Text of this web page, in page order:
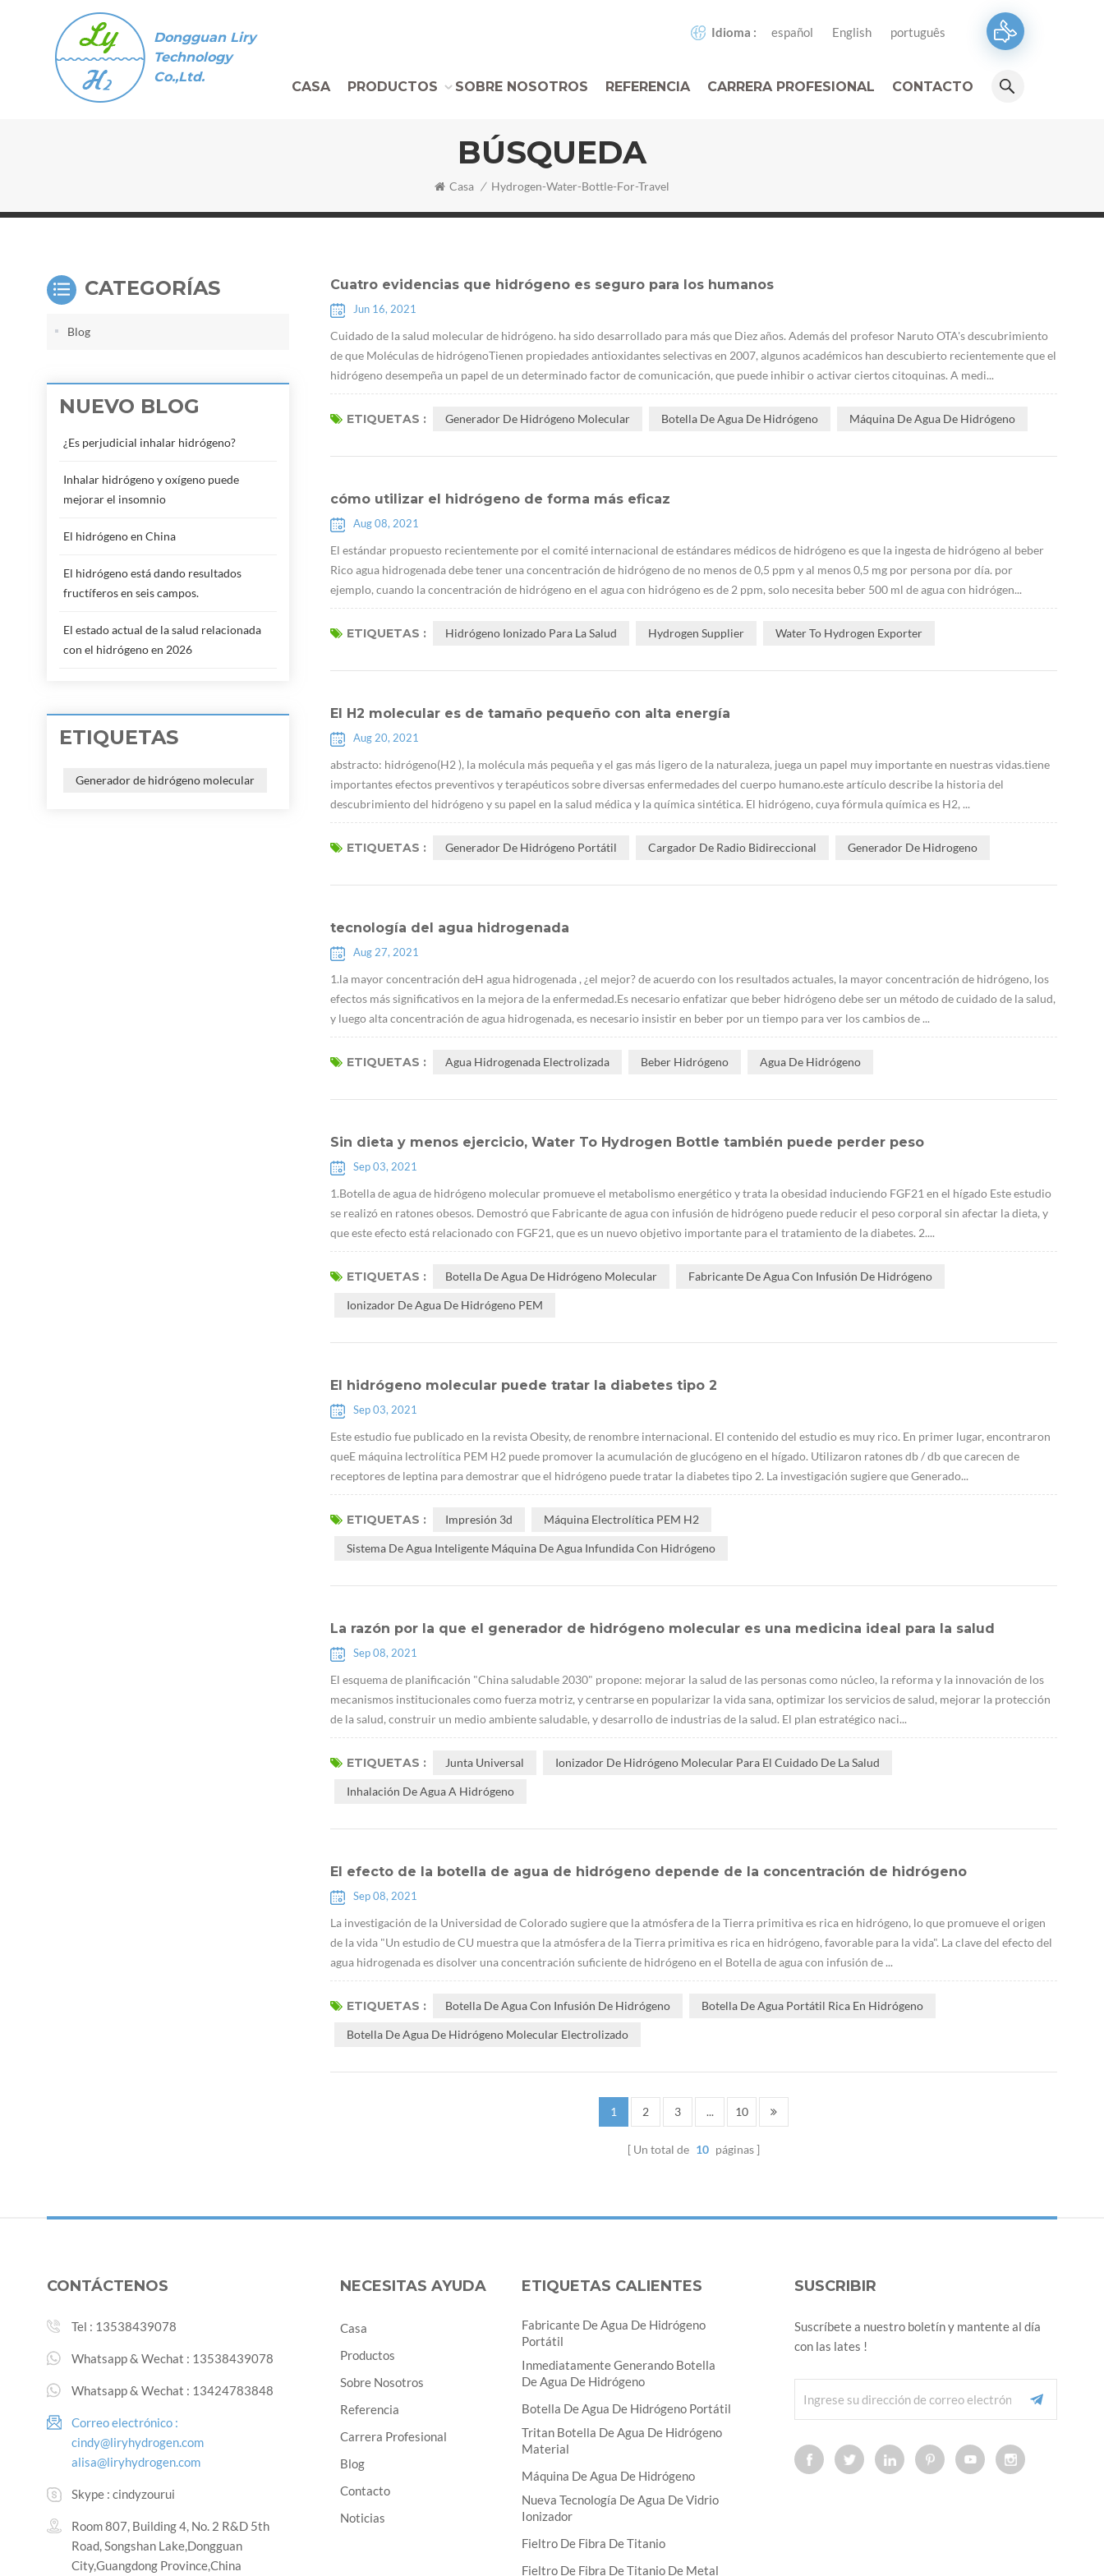
Dongguan Liry
Technology
Co.,Ltd.
Idioma : español English português
CASA PRODUCTOS SOBRE NOSOTROS REFERENCIA CARRERA PROFESIONAL CONTACTO
BÚSQUEDA
Casa / Hydrogen-Water-Bottle-For-Travel
Cuatro evidencias que hidrógeno es seguro para los humanos
Jun 16, 2021
Cuidado de la salud molecular de hidrógeno. ha sido desarrollado para más que Diez años. Además del profesor Naruto OTA's descubrimiento
de que Moléculas de hidrógenoTienen propiedades antioxidantes selectivas en 2007, algunos académicos han descubierto recientemente que el
hidrógeno desempeña un papel de un determinado factor de comunicación, que puede inhibir o activar ciertos citoquinas. A medi...
ETIQUETAS : Generador De Hidrógeno Molecular Botella De Agua De Hidrógeno Máquina De Agua De Hidrógeno
cómo utilizar el hidrógeno de forma más eficaz
Aug 08, 2021
El estándar propuesto recientemente por el comité internacional de estándares médicos de hidrógeno es que la ingesta de hidrógeno al beber
Rico agua hidrogenada debe tener una concentración de hidrógeno de no menos de 0,5 ppm y al menos 0,5 mg por persona por día. por
ejemplo, cuando la concentración de hidrógeno en el agua con hidrógeno es de 2 ppm, solo necesita beber 500 ml de agua con hidrógen...
ETIQUETAS : Hidrógeno Ionizado Para La Salud Hydrogen Supplier Water To Hydrogen Exporter
El H2 molecular es de tamaño pequeño con alta energía
Aug 20, 2021
abstracto: hidrógeno(H2 ), la molécula más pequeña y el gas más ligero de la naturaleza, juega un papel muy importante en nuestras vidas.tiene
importantes efectos preventivos y terapéuticos sobre diversas enfermedades del cuerpo humano.este artículo describe la historia del
descubrimiento del hidrógeno y su papel en la salud médica y la química sintética. El hidrógeno, cuya fórmula química es H2, ...
ETIQUETAS : Generador De Hidrógeno Portátil Cargador De Radio Bidireccional Generador De Hidrogeno
tecnología del agua hidrogenada
Aug 27, 2021
1.la mayor concentración deH agua hidrogenada , ¿el mejor? de acuerdo con los resultados actuales, la mayor concentración de hidrógeno, los
efectos más significativos en la mejora de la enfermedad.Es necesario enfatizar que beber hidrógeno debe ser un método de cuidado de la salud,
y luego alta concentración de agua hidrogenada, es necesario insistir en beber por un tiempo para ver los cambios de ...
ETIQUETAS : Agua Hidrogenada Electrolizada Beber Hidrógeno Agua De Hidrógeno
Sin dieta y menos ejercicio, Water To Hydrogen Bottle también puede perder peso
Sep 03, 2021
1.Botella de agua de hidrógeno molecular promueve el metabolismo energético y trata la obesidad induciendo FGF21 en el hígado Este estudio
se realizó en ratones obesos. Demostró que Fabricante de agua con infusión de hidrógeno puede reducir el peso corporal sin afectar la dieta, y
que este efecto está relacionado con FGF21, que es un nuevo objetivo importante para el tratamiento de la diabetes. 2....
ETIQUETAS : Botella De Agua De Hidrógeno Molecular Fabricante De Agua Con Infusión De Hidrógeno
Ionizador De Agua De Hidrógeno PEM
El hidrógeno molecular puede tratar la diabetes tipo 2
Sep 03, 2021
Este estudio fue publicado en la revista Obesity, de renombre internacional. El contenido del estudio es muy rico. En primer lugar, encontraron
queE máquina lectrolítica PEM H2 puede promover la acumulación de glucógeno en el hígado. Utilizaron ratones db / db que carecen de
receptores de leptina para demostrar que el hidrógeno puede tratar la diabetes tipo 2. La investigación sugiere que Generado...
ETIQUETAS : Impresión 3d Máquina Electrolítica PEM H2
Sistema De Agua Inteligente Máquina De Agua Infundida Con Hidrógeno
La razón por la que el generador de hidrógeno molecular es una medicina ideal para la salud
Sep 08, 2021
El esquema de planificación "China saludable 2030" propone: mejorar la salud de las personas como núcleo, la reforma y la innovación de los
mecanismos institucionales como fuerza motriz, y centrarse en popularizar la vida sana, optimizar los servicios de salud, mejorar la protección
de la salud, construir un medio ambiente saludable, y desarrollo de industrias de la salud. El plan estratégico naci...
ETIQUETAS : Junta Universal Ionizador De Hidrógeno Molecular Para El Cuidado De La Salud
Inhalación De Agua A Hidrógeno
El efecto de la botella de agua de hidrógeno depende de la concentración de hidrógeno
Sep 08, 2021
La investigación de la Universidad de Colorado sugiere que la atmósfera de la Tierra primitiva es rica en hidrógeno, lo que promueve el origen
de la vida "Un estudio de CU muestra que la atmósfera de la Tierra primitiva es rica en hidrógeno, favorable para la vida". La clave del efecto del
agua hidrogenada es disolver una concentración suficiente de hidrógeno en el Botella de agua con infusión de ...
ETIQUETAS : Botella De Agua Con Infusión De Hidrógeno Botella De Agua Portátil Rica En Hidrógeno
Botella De Agua De Hidrógeno Molecular Electrolizado
1 2 3 ... 10
Un total de 10 páginas
CATEGORÍAS
Blog
NUEVO BLOG
¿Es perjudicial inhalar hidrógeno?
Inhalar hidrógeno y oxígeno puede
mejorar el insomnio
El hidrógeno en China
El hidrógeno está dando resultados
fructíferos en seis campos.
El estado actual de la salud relacionada
con el hidrógeno en 2026
ETIQUETAS
Generador de hidrógeno molecular
CONTÁCTENOS
Tel : 13538439078
Whatsapp & Wechat : 13538439078
Whatsapp & Wechat : 13424783848
Correo electrónico :
cindy@liryhydrogen.com
alisa@liryhydrogen.com
Skype : cindyzourui
Room 807, Building 4, No. 2 R&D 5th
Road, Songshan Lake,Dongguan
City,Guangdong Province,China
SUSCRIBIR
Suscríbete a nuestro boletín y mantente al día
con las lates !
NECESITAS AYUDA
Casa
Productos
Sobre Nosotros
Referencia
Carrera Profesional
Blog
Contacto
Noticias
ETIQUETAS CALIENTES
Fabricante De Agua De Hidrógeno
Portátil
Inmediatamente Generando Botella
De Agua De Hidrógeno
Botella De Agua De Hidrógeno Portátil
Tritan Botella De Agua De Hidrógeno
Material
Máquina De Agua De Hidrógeno
Nueva Tecnología De Agua De Vidrio
Ionizador
Fieltro De Fibra De Titanio
Fieltro De Fibra De Titanio De Metal